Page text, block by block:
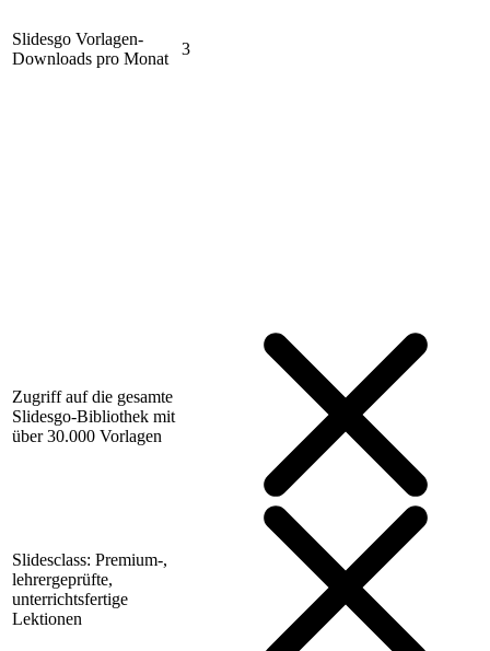
Slidesgo Vorlagen-
Downloads pro Monat
3
Zugriff auf die gesamte
Slidesgo-Bibliothek mit
über 30.000 Vorlagen
Slidesclass: Premium-,
lehrergeprüfte,
unterrichtsfertige
Lektionen